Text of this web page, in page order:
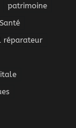
patrimoine
Santé
réparateur